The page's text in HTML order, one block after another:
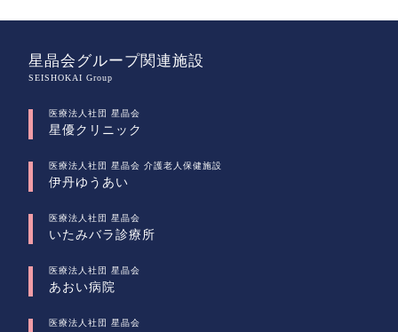
星晶会グループ関連施設
SEISHOKAI Group
医療法人社団 星晶会
星優クリニック
医療法人社団 星晶会 介護老人保健施設
伊丹ゆうあい
医療法人社団 星晶会
いたみバラ診療所
医療法人社団 星晶会
あおい病院
医療法人社団 星晶会